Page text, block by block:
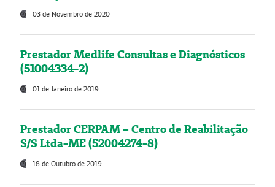
03 de Novembro de 2020
Prestador Medlife Consultas e Diagnósticos
(51004334-2)
01 de Janeiro de 2019
Prestador CERPAM – Centro de Reabilitação
S/S Ltda-ME (52004274-8)
18 de Outubro de 2019